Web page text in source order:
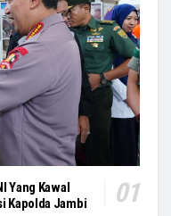
Yang Kawal
Kapolda Jambi